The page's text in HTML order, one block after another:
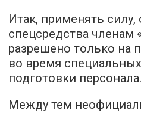
Итак, применять силу,
спецсредства членам
разрешено только на
во время
подготовки персонала.
Между тем